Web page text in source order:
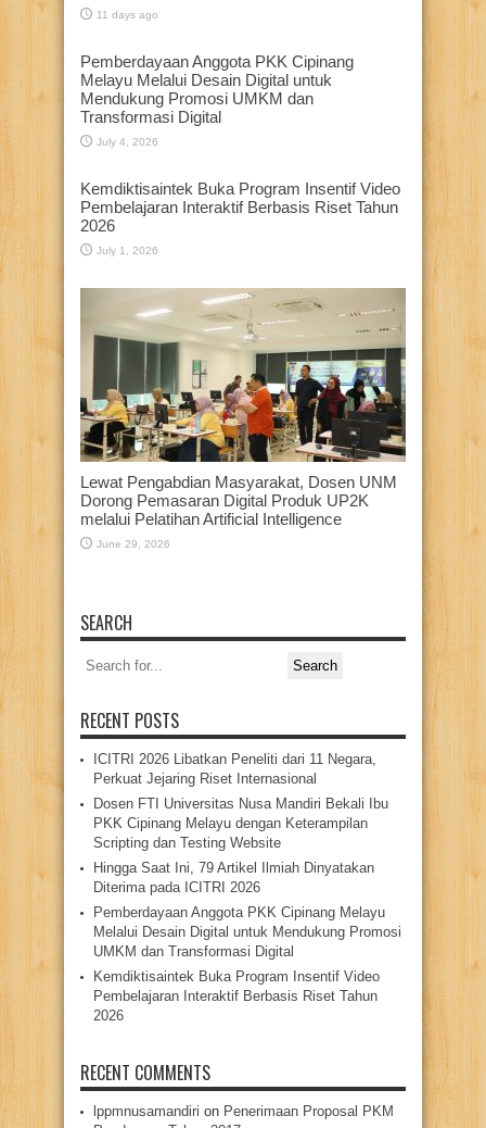
11 days ago
Pemberdayaan Anggota PKK Cipinang
Melayu Melalui Desain Digital untuk
Mendukung Promosi UMKM dan
Transformasi Digital
July 4, 2026
Kemdiktisaintek Buka Program Insentif Video
Pembelajaran Interaktif Berbasis Riset Tahun
2026
July 1, 2026
Lewat Pengabdian Masyarakat, Dosen UNM
Dorong Pemasaran Digital Produk UP2K
melalui Pelatihan Artificial Intelligence
June 29, 2026
SEARCH
Search
for:
RECENT POSTS
ICITRI 2026 Libatkan Peneliti dari 11 Negara,
Perkuat Jejaring Riset Internasional
Dosen FTI Universitas Nusa Mandiri Bekali Ibu
PKK Cipinang Melayu dengan Keterampilan
Scripting dan Testing Website
Hingga Saat Ini, 79 Artikel Ilmiah Dinyatakan
Diterima pada ICITRI 2026
Pemberdayaan Anggota PKK Cipinang Melayu
Melalui Desain Digital untuk Mendukung Promosi
UMKM dan Transformasi Digital
Kemdiktisaintek Buka Program Insentif Video
Pembelajaran Interaktif Berbasis Riset Tahun
2026
RECENT COMMENTS
lppmnusamandiri on Penerimaan Proposal PKM